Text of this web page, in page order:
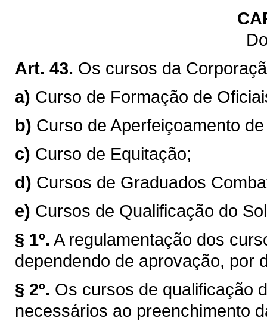
Art. 43. Os cursos da
a) Curso de Formação de
b) Curso de Aperfeiçoamento
c) Curso de Equitação;
d) Cursos de Graduados
e) Cursos de Qualificação do
§ 1º. A regulamentação dos
dependendo de aprovação, por
§ 2º. Os cursos de qualificação
necessários ao preenchimento